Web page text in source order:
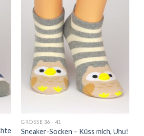
die
Wunschliste
GRÖSSE 36 - 41
Sneaker-Socken – Küss mich, Uhu!